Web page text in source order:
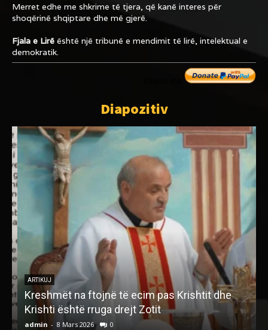
Merret edhe me shkrime të tjera, që kanë interes për
shoqërinë shqiptare dhe më gjerë.
Fjala e Lirë është një tribunë e mendimit të lirë, intelektual e
demokratik.
Diapozitiv
ARTIKUJ
Kreshmët na ftojnë të ecim pas Krishtit dhe
Krishti është rruga drejt Zotit
admin - 8 Mars 2026 0